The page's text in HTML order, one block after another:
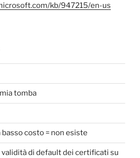
kb/947215/en-us
tomba
costo = non esiste
di default dei certificati su